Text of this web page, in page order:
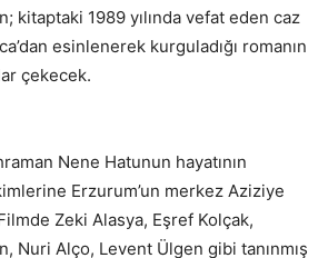
kitaptaki 1989 yılında vefat eden caz
esinlenerek kurguladığı romanın
çekecek.
Nene Hatunun hayatının
Erzurum’un merkez Aziziye
Zeki Alasya, Eşref Kolçak,
Nuri Alço, Levent Ülgen gibi tanınmış